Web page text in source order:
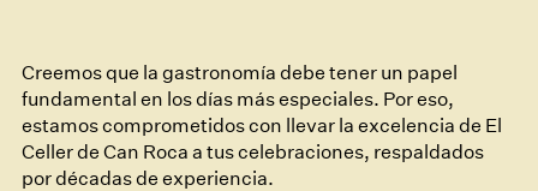
Creemos que la gastronomía debe tener un papel
fundamental en los días más especiales. Por eso,
estamos comprometidos con llevar la excelencia de El
Celler de Can Roca a tus celebraciones, respaldados
por décadas de experiencia.